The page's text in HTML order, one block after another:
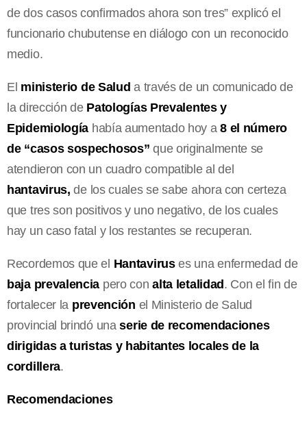
de dos casos confirmados ahora son tres” explicó el
funcionario chubutense en diálogo con un reconocido
medio.
El ministerio de Salud a través de un comunicado de
la dirección de Patologías Prevalentes y
Epidemiología había aumentado hoy a8 el número
de “casos sospechosos” que originalmente se
atendieron con un cuadro compatible al del
hantavirus, de los cuales se sabe ahora con certeza
que tres son positivos y uno negativo, de los cuales
hay un caso fatal y los restantes se recuperan.
Recordemos que el Hantaviruses una enfermedad de
baja prevalencia pero conalta letalidad. Con el fin de
fortalecer la prevención el Ministerio de Salud
provincial brindó unaserie de recomendaciones
dirigidas a turistas y habitantes locales de la
cordillera.
Recomendaciones